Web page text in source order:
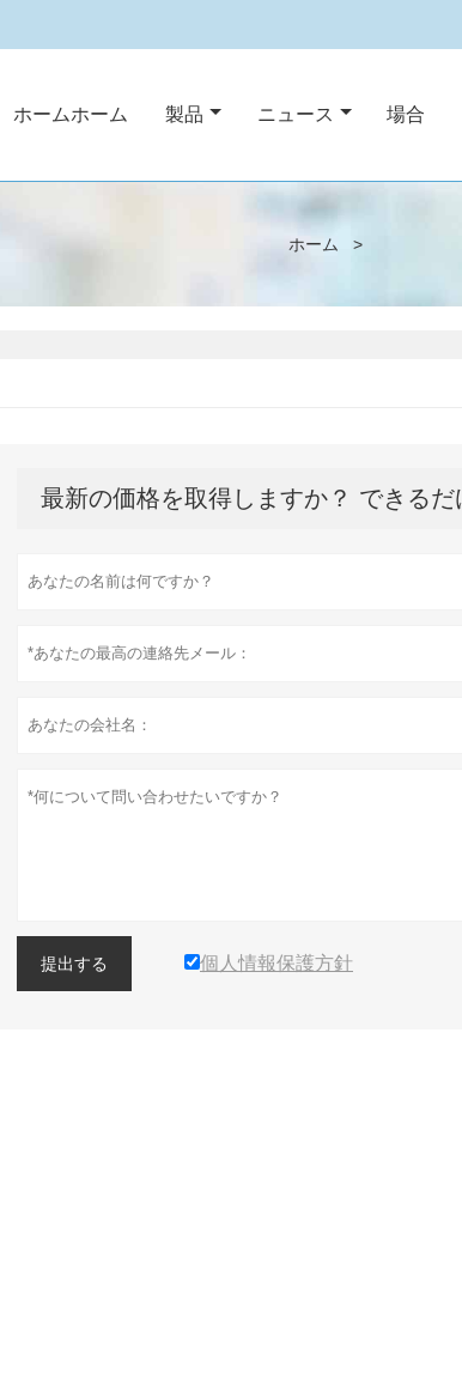
ホームホーム 製品 ニュース 場合
ホーム >
最新の価格を取得しますか？ できるだ
提出する 個人情報保護方針